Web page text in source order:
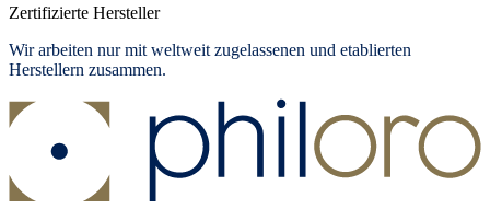
Zertifizierte Hersteller
Wir arbeiten nur mit weltweit zugelassenen und etablierten
Herstellern zusammen.